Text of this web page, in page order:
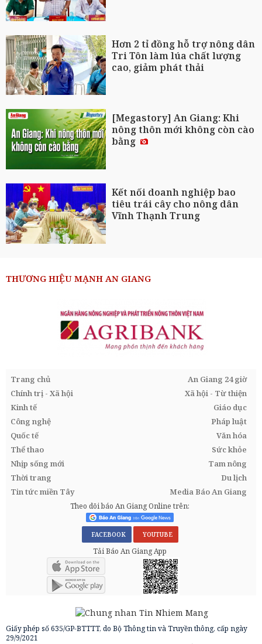
Hơn 2 tỉ đồng hỗ trợ nông dân
Tri Tôn làm lúa chất lượng
cao, giảm phát thải
[Megastory] An Giang: Khi
nông thôn mới không còn cào
bằng
Kết nối doanh nghiệp bao
tiêu trái cây cho nông dân
Vĩnh Thạnh Trung
THƯƠNG HIỆU MẠNH AN GIANG
Trang chủ
An Giang 24 giờ
Chính trị - Xã hội
Xã hội - Từ thiện
Kinh tế
Giáo dục
Công nghệ
Pháp luật
Quốc tế
Văn hóa
Thể thao
Sức khỏe
Nhịp sống mới
Tam nông
Thời trang
Du lịch
Tin tức miền Tây
Media Báo An Giang
Theo dõi báo An Giang Online trên:
FACEBOOK YOUTUBE
Tải Báo An Giang App
Giấy phép số 635/GP-BTTTT, do Bộ Thông tin và Truyền thông, cấp ngày
29/9/2021